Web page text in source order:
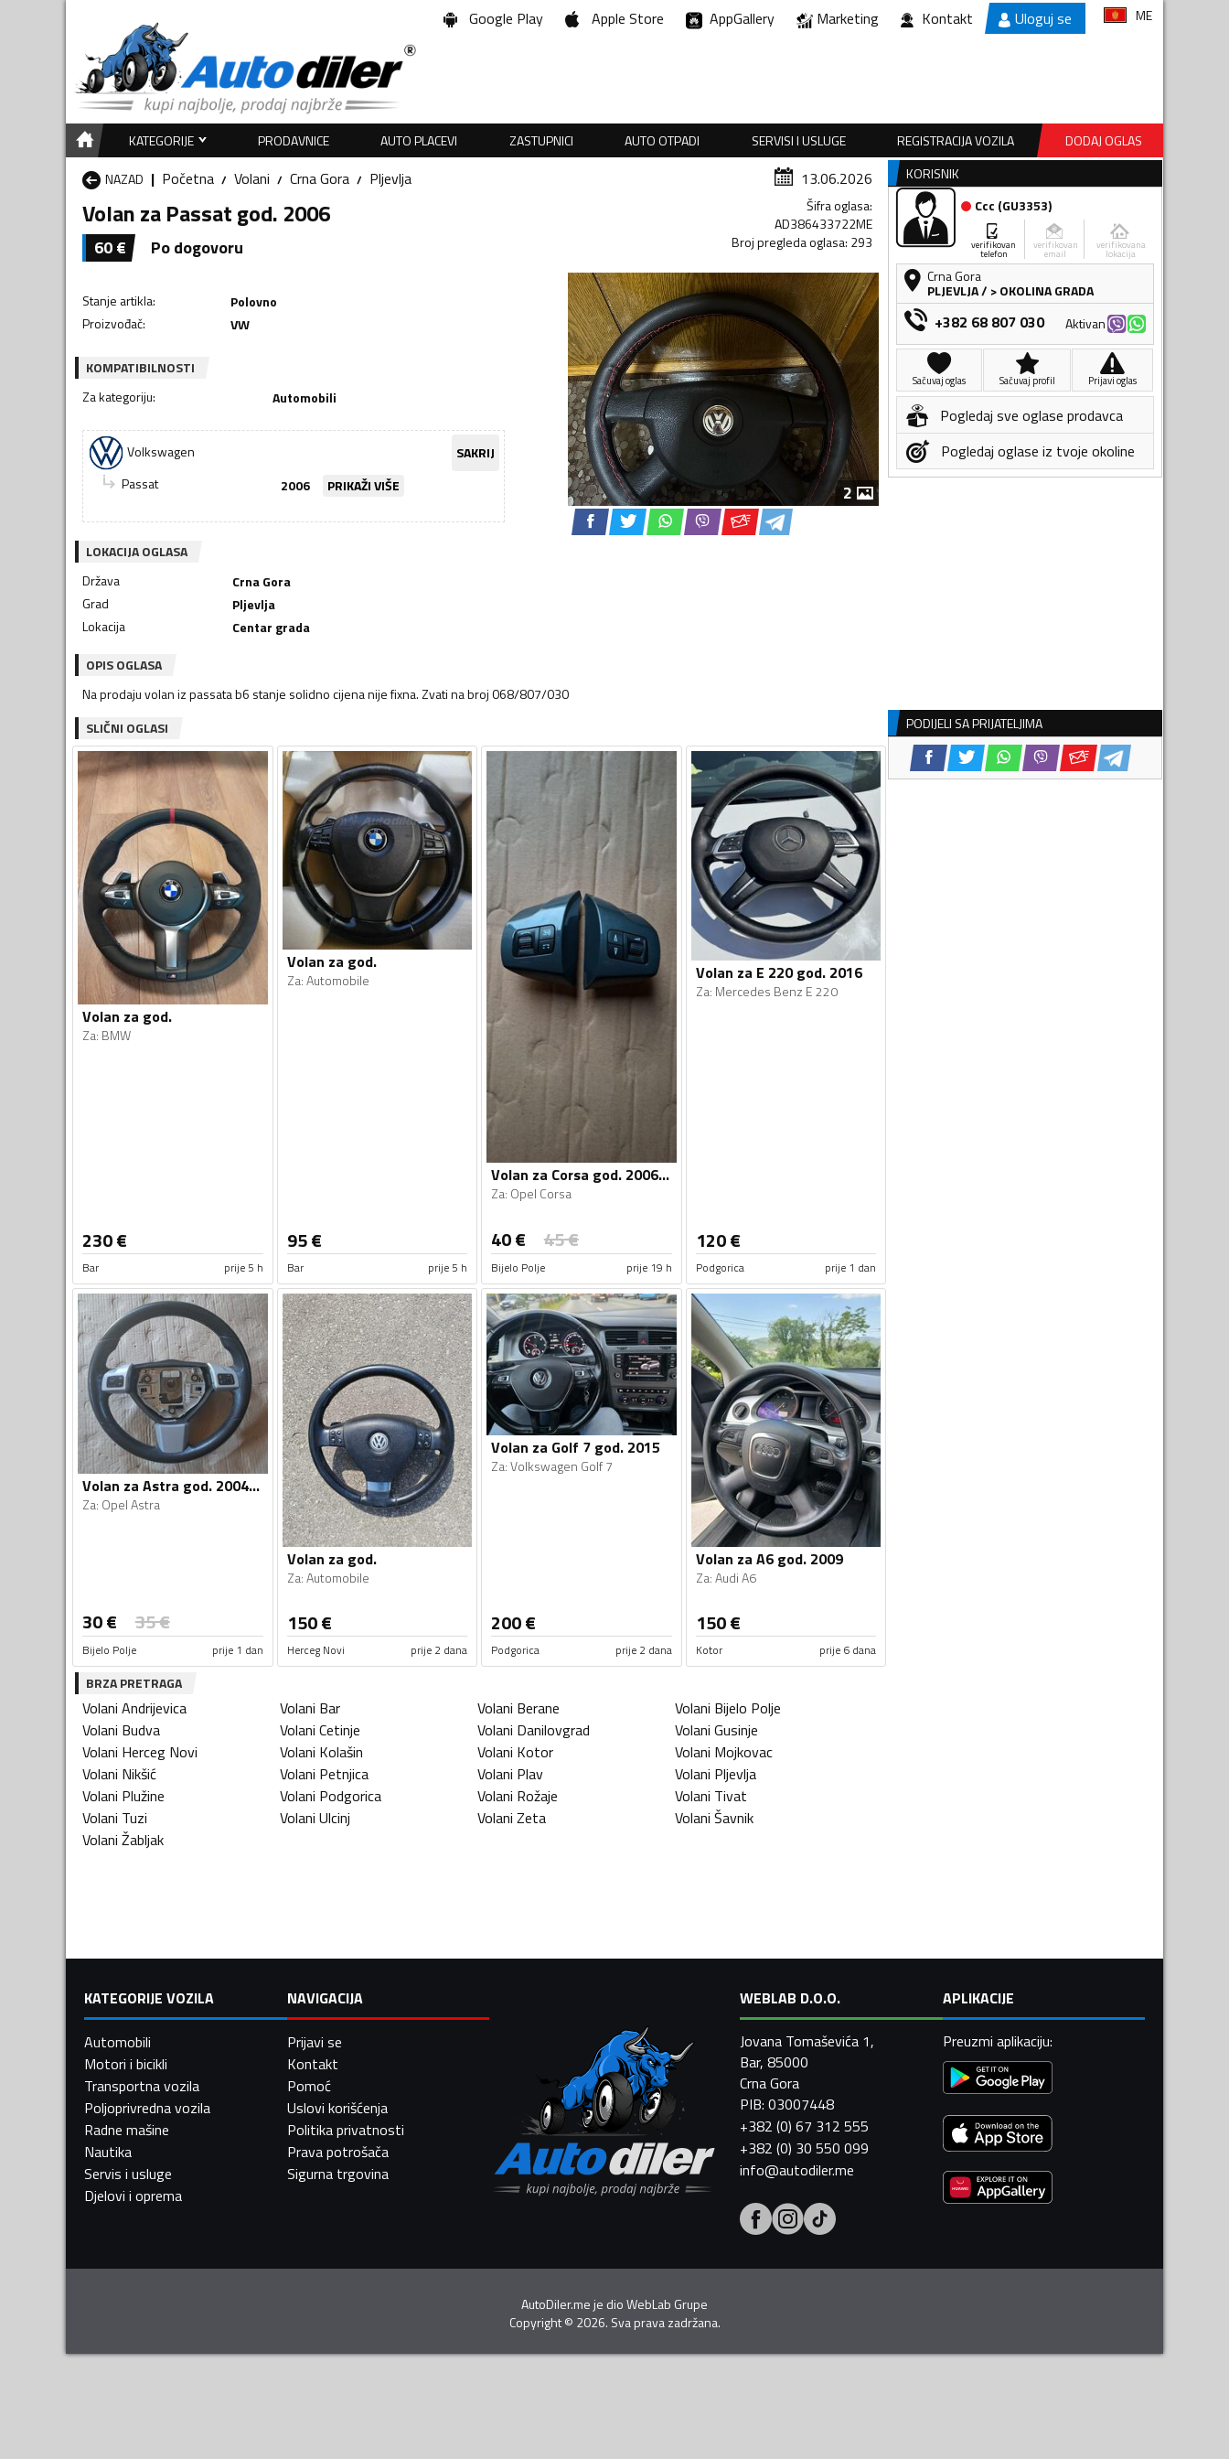
Google Play Apple Store AppGallery Marketing Kontakt Uloguj se ME
KATEGORIJE PRODAVNICE AUTO PLACEVI ZASTUPNICI AUTO OTPADI SERVISI I USLUGE REGISTRACIJA VOZILA
DODAJ OGLAS
NAZAD
Početna Volani Crna Gora Pljevlja 13.06.2026
Volan za Passat god. 2006
60€ Po dogovoru
Šifra oglasa:
AD386433722ME
Broj pregleda oglasa: 293
Stanje artikla:
Polovno
Proizvođač: VW
KOMPATIBILNOSTI
Za kategoriju: Automobili
Volkswagen
SAKRIJ
Passat
2006 PRIKAŽI VIŠE 2
LOKACIJA OGLASA
Država
Crna Gora
Grad
Pljevlja
Lokacija
Centar grada
OPIS OGLASA
Na prodaju volan iz passata b6 stanje solidno cijena nije fixna. Zvati na broj 068/807/030
SLIČNI OGLASI
Volan za god.
Za: BMW
230€
Bar prije 5 h
Volan za god.
Za:Automobile
95€
Bar prije 5 h
Volan za Corsa god. 2006-2015
Za: Opel Corsa
40€ 45€
Bijelo Polje prije 19 h
Volan za E 220 god. 2016
Za: Mercedes Benz E 220
120€
Podgorica prije 1 dan
Volan za Astra god. 2004-2011
Za: Opel Astra
30€ 35€
Bijelo Polje prije 1 dan
Volan za god.
Za:Automobile
150€
Herceg Novi prije 2 dana
Volan za Golf 7 god. 2015
Za:Volkswagen Golf 7
200€
Podgorica prije 2 dana
Volan za A6 god. 2009
Za:Audi A6
150€
Kotor prije 6 dana
BRZA PRETRAGA
Volani Andrijevica Volani Bar Volani Berane Volani Bijelo Polje
Volani Budva Volani Cetinje Volani Danilovgrad Volani Gusinje
Volani Herceg Novi Volani Kolašin Volani Kotor Volani Mojkovac
Volani Nikšić Volani Petnjica Volani Plav Volani Pljevlja
Volani Plužine Volani Podgorica Volani Rožaje Volani Tivat
Volani Tuzi Volani Ulcinj Volani Zeta Volani Šavnik
Volani Žabljak
KORISNIK
Ccc (GU3353)
verifikovan
telefon
verifikovan
email
verifikovana
lokacija
Crna Gora
PLJEVLJA/ > OKOLINA GRADA
+382 68 807 030 Aktivan
Sačuvaj oglas Sačuvaj profil Prijavi oglas
Pogledaj sve oglase prodavca
Pogledaj oglase iz tvoje okoline
PODIJELI SA PRIJATELJIMA
KATEGORIJE VOZILA
Automobili
Motori i bicikli
Transportna vozila
Poljoprivredna vozila
Radne mašine
Nautika
Servis i usluge
Djelovi i oprema
NAVIGACIJA
Prijavi se
Kontakt
Pomoć
Uslovi korišćenja
Politika privatnosti
Prava potrošača
Sigurna trgovina
WEBLAB D.O.O.
Jovana Tomaševića 1,
Bar, 85000
Crna Gora
PIB: 03007448
+382 (0) 67 312 555
+382 (0) 30 550 099
info@autodiler.me
APLIKACIJE
Preuzmi aplikaciju:
AutoDiler.me je dioWebLab Grupe
Copyright© 2026. Sva prava zadržana.